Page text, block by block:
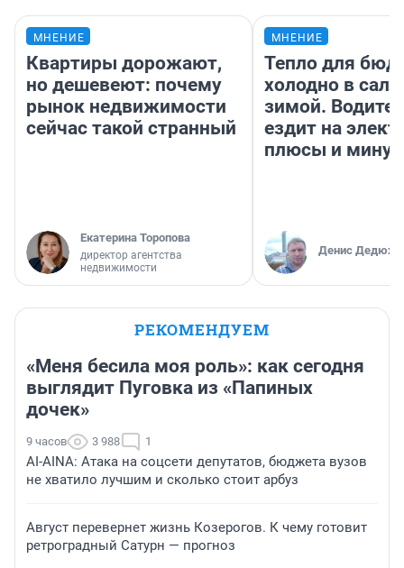
МНЕНИЕ
Квартиры дорожают,
но дешевеют: почему
рынок недвижимости
сейчас такой странный
Екатерина Торопова
директор агентства
недвижимости
МНЕНИЕ
Тепло для
холодно в
зимой.
ездит на
плюсы и
Денис
РЕКОМЕНДУЕМ
«Меня бесила моя роль»: как сегодня
выглядит Пуговка из «Папиных
дочек»
9 часов 3 988 1
AI-AINA: Атака на соцсети депутатов, бюджета вузов
не хватило лучшим и сколько стоит арбуз
Август перевернет жизнь Козерогов. К чему готовит
ретроградный Сатурн — прогноз